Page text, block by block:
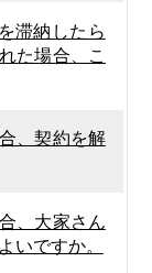
滞納したら
た場合、こ
、契約を解
、大家さん
いですか。